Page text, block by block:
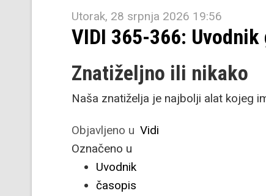
Utorak, 28 srpnja 2026 19:56
VIDI 365-366:
Znatiželjno ili nikako
Naša znatiželja je najbolji alat kojeg
Objavljeno u Vidi
Označeno u
Uvodnik
časopis